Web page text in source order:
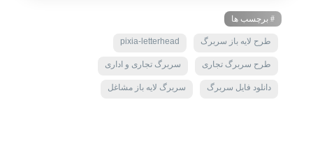
# برچسب ها
طرح لایه باز سربرگ pixia-letterhead
طرح سربرگ تجاری سربرگ تجاری و اداری
دانلود فایل سربرگ سربرگ لایه باز مشاغل